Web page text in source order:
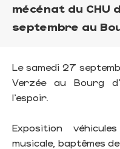
mécénat du CHU
septembre au
Le samedi 27
Verzée au Bourg
l’espoir.
Exposition
musicale, baptêmes